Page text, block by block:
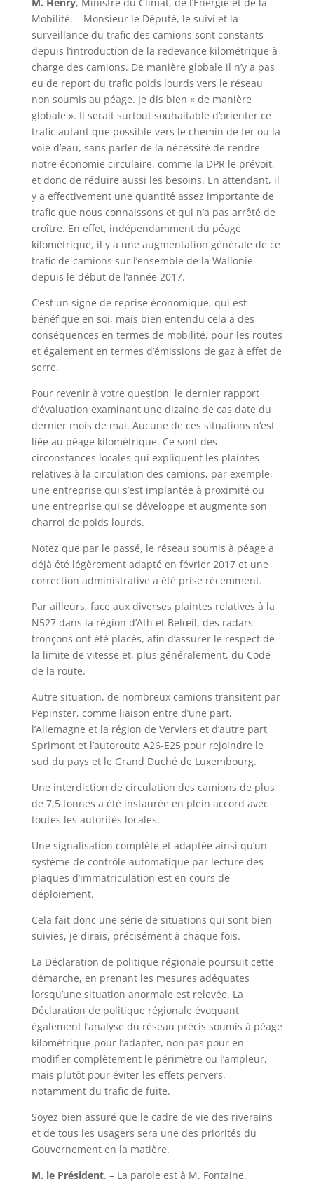
Mobilité. – Monsieur le Député, le suivi et la
surveillance du trafic des camions sont constants
depuis l’introduction de la redevance kilométrique à
charge des camions. De manière globale il n’y a pas
eu de report du trafic poids lourds vers le réseau
non soumis au péage. Je dis bien « de manière
globale ». Il serait surtout souhaitable d’orienter ce
trafic autant que possible vers le chemin de fer ou la
voie d’eau, sans parler de la nécessité de rendre
notre économie circulaire, comme la DPR le prévoit,
et donc de réduire aussi les besoins. En attendant, il
y a effectivement une quantité assez importante de
trafic que nous connaissons et qui n’a pas arrêté de
croître. En effet, indépendamment du péage
kilométrique, il y a une augmentation générale de ce
trafic de camions sur l’ensemble de la Wallonie
depuis le début de l’année 2017.
C’est un signe de reprise économique, qui est
bénéfique en soi, mais bien entendu cela a des
conséquences en termes de mobilité, pour les routes
et également en termes d’émissions de gaz à effet de
serre.
Pour revenir à votre question, le dernier rapport
d’évaluation examinant une dizaine de cas date du
dernier mois de mai. Aucune de ces situations n’est
liée au péage kilométrique. Ce sont des
circonstances locales qui expliquent les plaintes
relatives à la circulation des camions, par exemple,
une entreprise qui s’est implantée à proximité ou
une entreprise qui se développe et augmente son
charroi de poids lourds.
Notez que par le passé, le réseau soumis à péage a
déjà été légèrement adapté en février 2017 et une
correction administrative a été prise récemment.
Par ailleurs, face aux diverses plaintes relatives à la
N527 dans la région d’Ath et Belœil, des radars
tronçons ont été placés, afin d’assurer le respect de
la limite de vitesse et, plus généralement, du Code
de la route.
Autre situation, de nombreux camions transitent par
Pepinster, comme liaison entre d’une part,
l’Allemagne et la région de Verviers et d’autre part,
Sprimont et l’autoroute A26-E25 pour rejoindre le
sud du pays et le Grand Duché de Luxembourg.
Une interdiction de circulation des camions de plus
de 7,5 tonnes a été instaurée en plein accord avec
toutes les autorités locales.
Une signalisation complète et adaptée ainsi qu’un
système de contrôle automatique par lecture des
plaques d’immatriculation est en cours de
déploiement.
Cela fait donc une série de situations qui sont bien
suivies, je dirais, précisément à chaque fois.
La Déclaration de politique régionale poursuit cette
démarche, en prenant les mesures adéquates
lorsqu’une situation anormale est relevée. La
Déclaration de politique régionale évoquant
également l’analyse du réseau précis soumis à péage
kilométrique pour l’adapter, non pas pour en
modifier complètement le périmètre ou l’ampleur,
mais plutôt pour éviter les effets pervers,
notamment du trafic de fuite.
Soyez bien assuré que le cadre de vie des riverains
et de tous les usagers sera une des priorités du
Gouvernement en la matière.
M. le Président. – La parole est à M. Fontaine.